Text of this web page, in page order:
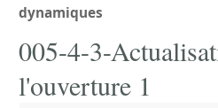
dynamiques
005-4-3-
l'ouverture 1